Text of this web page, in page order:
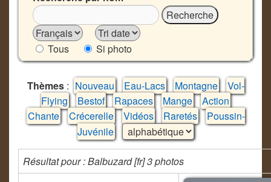
Tous Si photo
Thèmes: Nouveau Eau-Lacs Montagne
Vol-
Flying
Bestof Rapaces Mange
Action
Chante
Crécerelle Vidéos Raretés
Poussin-
Juvénile
Résultat pour : Balbuzard [fr] 3 photos